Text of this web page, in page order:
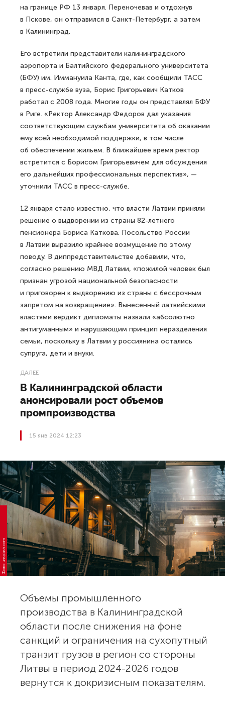
на границе РФ 13 января. Переночевав и отдохнув
в Пскове, он отправился в Санкт-Петербург, а затем
в Калининград.
Его встретили представители калининградского
аэропорта и Балтийского федерального университета
(БФУ) им. Иммануила Канта, где, как сообщили ТАСС
в пресс-службе вуза, Борис Григорьевич Катков
работал с 2008 года. Многие годы он представлял БФУ
в Риге. «Ректор Александр Федоров дал указания
соответствующим службам университета об оказании
ему всей необходимой поддержки, в том числе
об обеспечении жильем. В ближайшее время ректор
встретится с Борисом Григорьевичем для обсуждения
его дальнейших профессиональных перспектив», —
уточнили ТАСС в пресс-службе.
12 января стало известно, что власти Латвии приняли
решение о выдворении из страны 82-летнего
пенсионера Бориса Каткова. Посольство России
в Латвии выразило крайнее возмущение по этому
поводу. В диппредставительстве добавили, что,
согласно решению МВД Латвии, «пожилой человек был
признан угрозой национальной безопасности
и приговорен к выдворению из страны с бессрочным
запретом на возвращение». Вынесенный латвийскими
властями вердикт дипломаты назвали «абсолютно
антигуманным» и нарушающим принцип неразделения
семьи, поскольку в Латвии у россиянина остались
супруга, дети и внуки.
ДАЛЕЕ
В Калининградской области
анонсировали рост объемов
промпроизводства
15 янв 2024 12:23
Фото: unsplash.com
Объемы промышленного
производства в Калининградской
области после снижения на фоне
санкций и ограничения на сухопутный
транзит грузов в регион со стороны
Литвы в период 2024-2026 годов
вернутся к докризисным показателям.